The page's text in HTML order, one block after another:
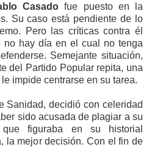
Casado fue puesto en la
Su caso está pendiente de lo
Pero las críticas contra él
no hay día en el cual no tenga
Semejante situación,
del Partido Popular repita, una
impide centrarse en su tarea.
Sanidad, decidió con celeridad
sido acusada de plagiar a su
figuraba en su historial
la mejor decisión. Con el fin de